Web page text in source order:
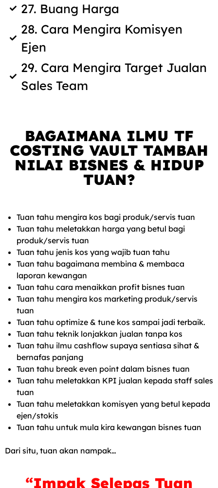
27. Buang Harga
28. Cara Mengira Komisyen
Ejen
29. Cara Mengira Target Jualan
Sales Team
BAGAIMANA ILMU TF
COSTING VAULT TAMBAH
NILAI BISNES & HIDUP
TUAN?
Tuan tahu mengira kos bagi produk/servis tuan
Tuan tahu meletakkan harga yang betul bagi
produk/servis tuan
Tuan tahu jenis kos yang wajib tuan tahu
Tuan tahu bagaimana membina & membaca
laporan kewangan
Tuan tahu cara menaikkan profit bisnes tuan
Tuan tahu mengira kos marketing produk/servis
tuan
Tuan tahu optimize & tune kos sampai jadi terbaik.
Tuan tahu teknik lonjakkan jualan tanpa kos
Tuan tahu ilmu cashflow supaya sentiasa sihat &
bernafas panjang
Tuan tahu break even point dalam bisnes tuan
Tuan tahu meletakkan KPI jualan kepada staff sales
tuan
Tuan tahu meletakkan komisyen yang betul kepada
ejen/stokis
Tuan tahu untuk mula kira kewangan bisnes tuan
Dari situ, tuan akan nampak…
“Impak Selepas Tuan